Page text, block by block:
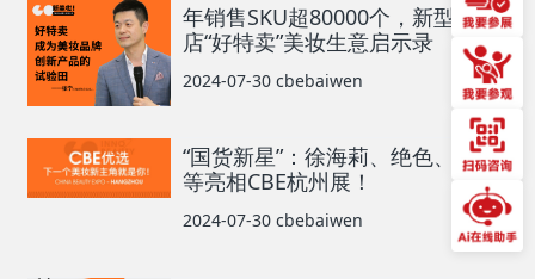
年销售SKU超80000个，新型折扣
店“好特卖”美妆生意启示录
2024-07-30 cbebaiwen
“国货新星”：徐海莉、绝色、迷奇
等亮相CBE杭州展！
2024-07-30 cbebaiwen